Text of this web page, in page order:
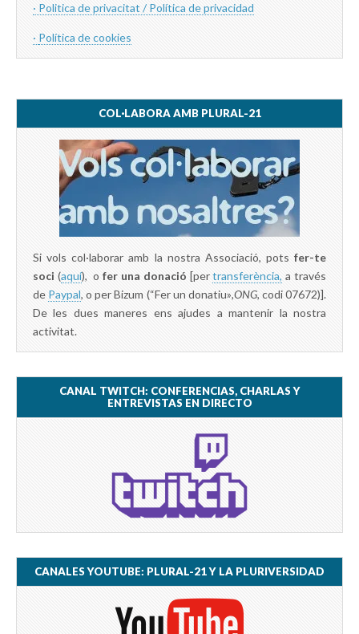
· Politica de privacitat / Política de privacidad
· Política de cookies
COL·LABORA AMB PLURAL-21
Si vols col·laborar amb la nostra Associació, pots fer-te
soci (aquí), ofer una donació [pertransferència, a través
de Paypal, o per Bizum (“Fer un donatiu»,ONG, codi 07672)].
De les dues maneres ens ajudes a mantenir la nostra
activitat.
CANAL TWITCH: CONFERENCIAS, CHARLAS Y
ENTREVISTAS EN DIRECTO
CANALES YOUTUBE: PLURAL-21 Y LA PLURIVERSIDAD